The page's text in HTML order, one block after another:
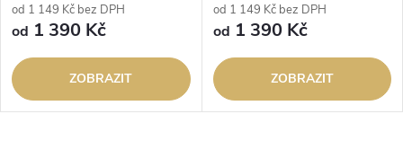
od 1 149 Kč bez DPH
od 1 390 Kč
ZOBRAZIT
od 1 149 Kč bez DPH
od 1 390 Kč
ZOBRAZIT